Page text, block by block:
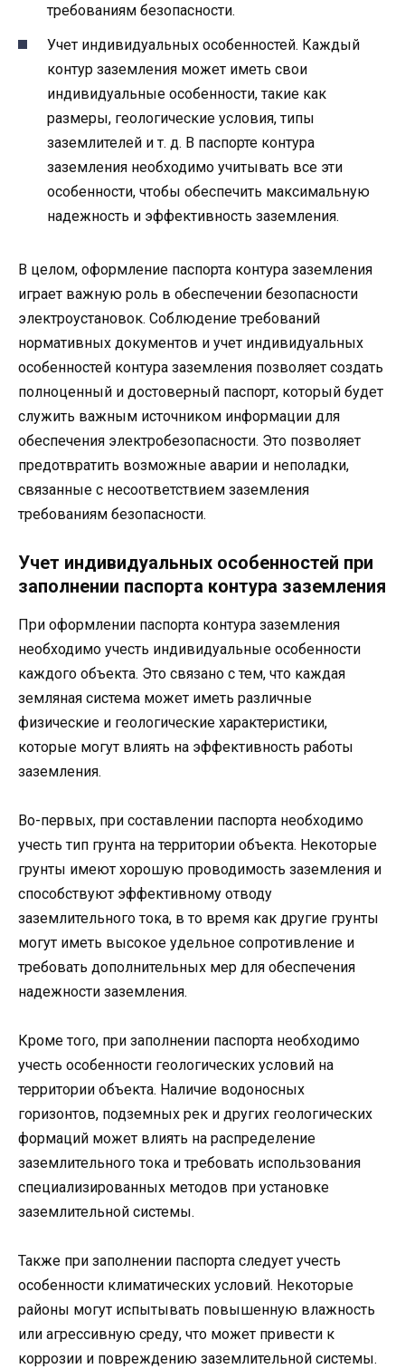
требованиям безопасности.
Учет индивидуальных особенностей. Каждый
контур заземления может иметь свои
индивидуальные особенности, такие как
размеры, геологические условия, типы
заземлителей и т. д. В паспорте контура
заземления необходимо учитывать все эти
особенности, чтобы обеспечить максимальную
надежность и эффективность заземления.
В целом, оформление паспорта контура заземления
играет важную роль в обеспечении безопасности
электроустановок. Соблюдение требований
нормативных документов и учет индивидуальных
особенностей контура заземления позволяет создать
полноценный и достоверный паспорт, который будет
служить важным источником информации для
обеспечения электробезопасности. Это позволяет
предотвратить возможные аварии и неполадки,
связанные с несоответствием заземления
требованиям безопасности.
Учет индивидуальных особенностей при
заполнении паспорта контура заземления
При оформлении паспорта контура заземления
необходимо учесть индивидуальные особенности
каждого объекта. Это связано с тем, что каждая
земляная система может иметь различные
физические и геологические характеристики,
которые могут влиять на эффективность работы
заземления.
Во-первых, при составлении паспорта необходимо
учесть тип грунта на территории объекта. Некоторые
грунты имеют хорошую проводимость заземления и
способствуют эффективному отводу
заземлительного тока, в то время как другие грунты
могут иметь высокое удельное сопротивление и
требовать дополнительных мер для обеспечения
надежности заземления.
Кроме того, при заполнении паспорта необходимо
учесть особенности геологических условий на
территории объекта. Наличие водоносных
горизонтов, подземных рек и других геологических
формаций может влиять на распределение
заземлительного тока и требовать использования
специализированных методов при установке
заземлительной системы.
Также при заполнении паспорта следует учесть
особенности климатических условий. Некоторые
районы могут испытывать повышенную влажность
или агрессивную среду, что может привести к
коррозии и повреждению заземлительной системы.